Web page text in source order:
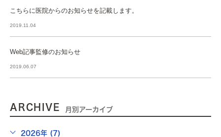
こちらに医院からのお知らせを記載します。
2019.11.04
Web記事監修のお知らせ
2019.06.07
ARCHIVE 月別アーカイブ
2026年 (7)